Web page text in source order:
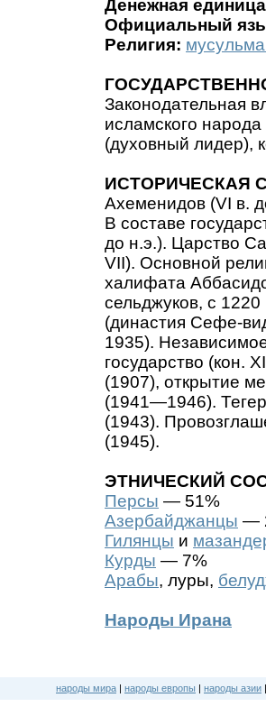
Денежная
Официальный
Религия:
Законодательная
исламского
(духовный лидер),
ИСТОРИЧЕСКАЯ
Ахеменидов (VI в.
В составе
до н.э.). Царство
VII). Основной
халифата
сельджуков, с
(династия Сефе-
1935).
государство (кон.
(1907), открытие
(1941—1946).
(1943).
(1945).
ЭТНИЧЕСКИЙ
Персы — 51%
Азербайджанцы —
Гилянцы и
Курды — 7%
Арабы, луры,
Народы Ирана
народы мира | народы европы | народы азии